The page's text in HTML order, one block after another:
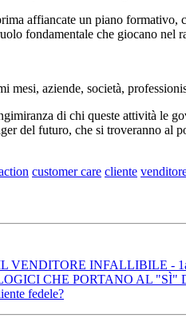
affiancate un piano
fondamentale che giocano
mesi, aziende, società,
di chi queste attività le
del futuro, che si troveranno
customer care cliente
VENDITORE INFALLIBILE -
CHE PORTANO AL "SÌ"
fedele?